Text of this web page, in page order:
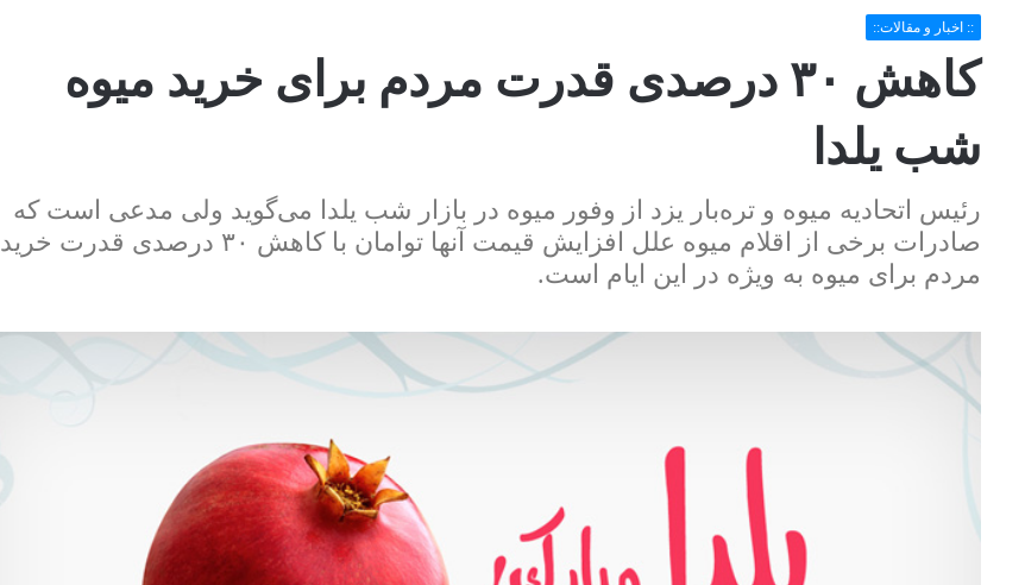
:: اخبار و مقالات::
کاهش ۳۰ درصدی قدرت مردم برای خرید میوه
شب یلدا
رئیس اتحادیه میوه و تره‌بار یزد از وفور میوه در بازار شب یلدا می‌گوید ولی مدعی است که
صادرات برخی از اقلام میوه علل افزایش قیمت آنها توامان با کاهش ۳۰ درصدی قدرت خرید
مردم برای میوه به ویژه در این ایام است.